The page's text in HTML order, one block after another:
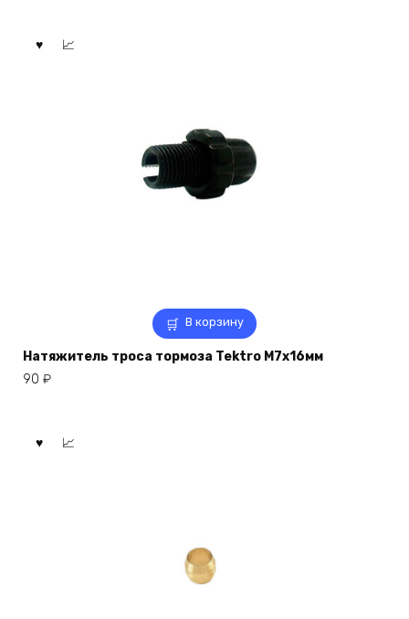
В корзину
Натяжитель троса тормоза Tektro M7x16мм
90 ₽